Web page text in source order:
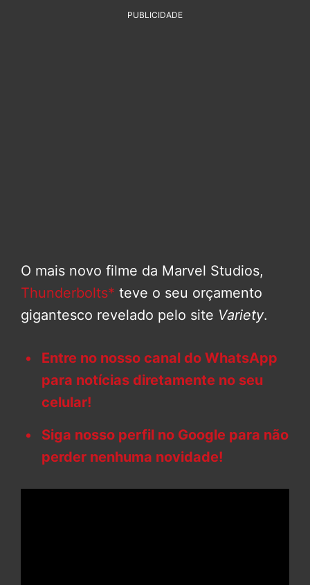
PUBLICIDADE
O mais novo filme da Marvel Studios,
Thunderbolts* teve o seu orçamento
gigantesco revelado pelo site Variety.
Entre no nosso canal do WhatsApp
para notícias diretamente no seu
celular!
Siga nosso perfil no Google para não
perder nenhuma novidade!